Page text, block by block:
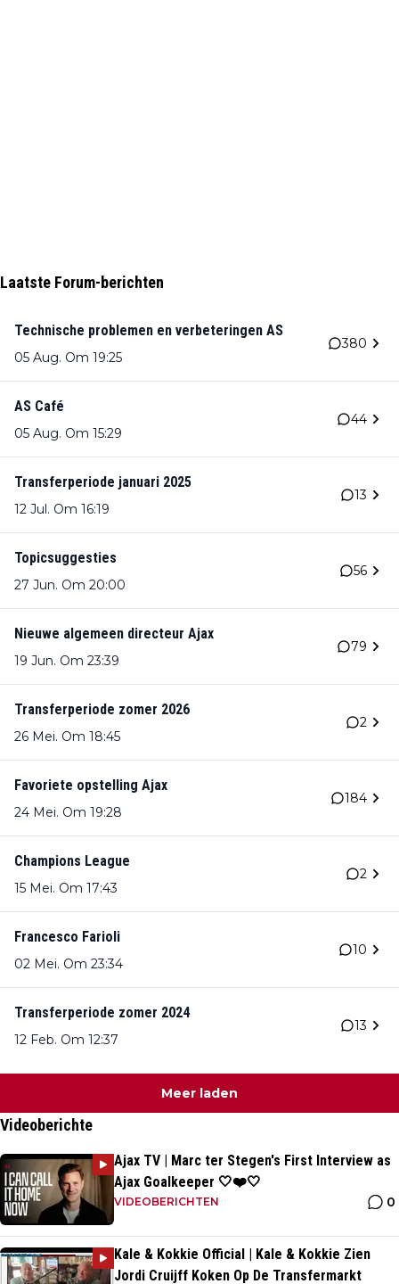
Laatste Forum-berichten
Technische problemen en verbeteringen AS
05 Aug. Om 19:25
380
AS Café
05 Aug. Om 15:29
44
Transferperiode januari 2025
12 Jul. Om 16:19
13
Topicsuggesties
27 Jun. Om 20:00
56
Nieuwe algemeen directeur Ajax
19 Jun. Om 23:39
79
Transferperiode zomer 2026
26 Mei. Om 18:45
2
Favoriete opstelling Ajax
24 Mei. Om 19:28
184
Champions League
15 Mei. Om 17:43
2
Francesco Farioli
02 Mei. Om 23:34
10
Transferperiode zomer 2024
12 Feb. Om 12:37
13
Meer laden
Videoberichte
Ajax TV | Marc ter Stegen's First Interview as
Ajax Goalkeeper 🤍❤️🤍
VIDEOBERICHTEN 0
Kale & Kokkie Official | Kale & Kokkie Zien
Jordi Cruijff Koken Op De Transfermarkt